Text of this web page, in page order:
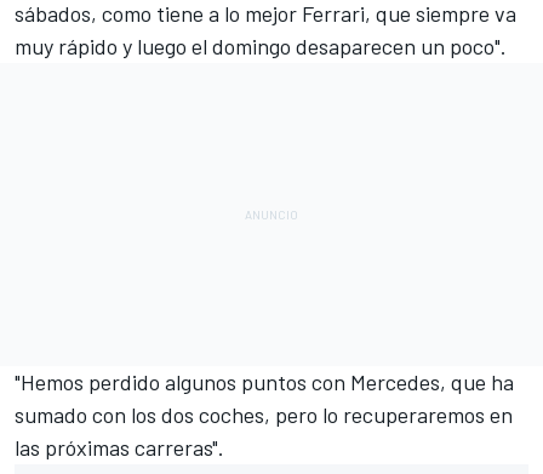
sábados, como tiene a lo mejor Ferrari, que siempre va
muy rápido y luego el domingo desaparecen un poco".
"Hemos perdido algunos puntos con Mercedes, que ha
sumado con los dos coches, pero lo recuperaremos en
las próximas carreras".